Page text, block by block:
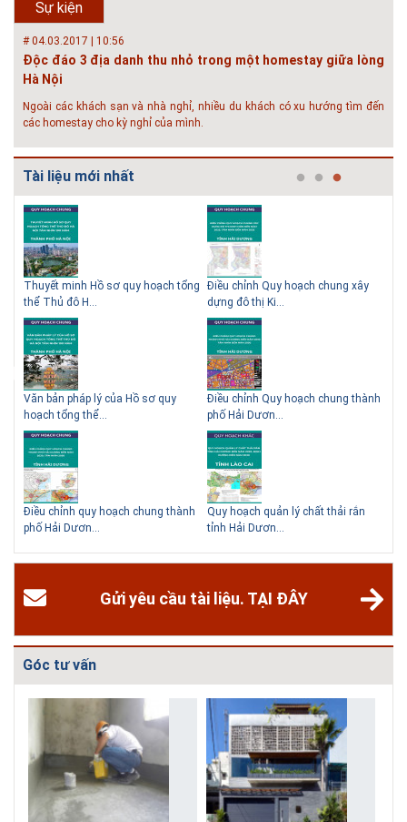
Sự kiện
và ngày 28/...
# 04.03.2017 | 10:56
Độc đáo 3 địa danh thu nhỏ trong một homestay giữa lòng
Hà Nội
Ngoài các khách sạn và nhà nghỉ, nhiều du khách có xu hướng tìm đến
các homestay cho kỳ nghỉ của mình.
# 05.04.2025 | 17:16
Tuyển sinh 2025, Khoa kỹ thuật hạ tầng và môi trường đô thị
- Đại học Kiến trúc...
Thông tin tuyển sinh đại học 2025 Khoa kỹ thuật hạ tầng và môi trường
đô thị - Đại học Kiến trúc Hà Nội Tuyển sinh đại học với 280 chỉ tiêu, thời
gian đào tạo 4,5 năm
Tài liệu mới nhất
Thuyết minh Hồ sơ quy hoạch tổng
thể Thủ đô H...
Văn bản pháp lý của Hồ sơ quy
hoạch tổng thể...
Điều chỉnh quy hoạch chung thành
phố Hải Dươn...
Điều chỉnh Quy hoạch chung xây
dựng đô thị Ki...
Điều chỉnh Quy hoạch chung thành
phố Hải Dươn...
Quy hoạch quản lý chất thải rắn
tỉnh Hải Dươn...
Gửi yêu cầu tài liệu. TẠI ĐÂY
Góc tư vấn